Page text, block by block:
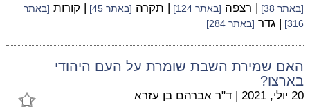
[באתר 38] | רצפה [באתר 124] | תקרה [באתר 45] | קורות [באתר
316]
| גדר [באתר 284]
האם שמירת השבת שומרת על העם היהודי
בארצו?
20 יולי, 2021 | ד"ר אברהם בן עזרא